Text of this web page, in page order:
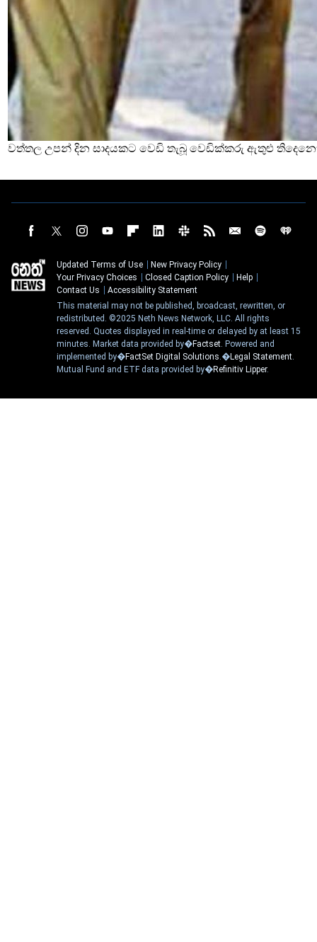
වත්තල උපන් දින සාදයකට වෙඩි තැබූ වෙඩික්කරු ඇතුළු
Updated Terms of Use
New Privacy Policy
Your Privacy Choices
Closed Caption Policy
Help
Contact Us
Accessibility Statement
This material may not be published, broadcast, rewritten, or
redistributed. ©2025 Neth News Network, LLC. All rights
reserved. Quotes displayed in real-time or delayed by at least 15
minutes. Market data provided by�Factset. Powered and
implemented by�FactSet Digital Solutions.�Legal Statement.
Mutual Fund and ETF data provided by�Refinitiv Lipper.